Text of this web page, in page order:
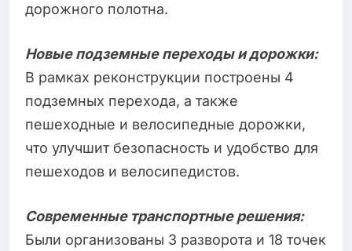
дорожного полотна.
Новые подземные переходы и дорожки:
В рамках реконструкции построены 4
подземных перехода, а также
пешеходные и велосипедные дорожки,
что улучшит безопасность и удобство для
пешеходов и велосипедистов.
Современные транспортные решения:
Были организованы 3 разворота и 18 точек